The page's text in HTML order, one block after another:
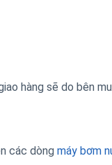
hàng sẽ do bên
các dòng máy bơm